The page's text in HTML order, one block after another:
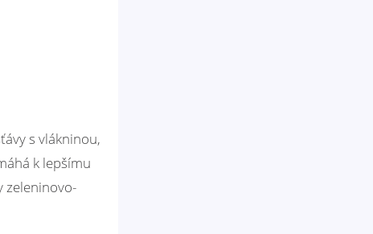
s vlákninou,
k lepšímu
zeleninovo-